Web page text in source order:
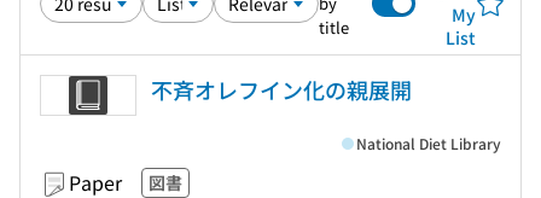
title
My
List
不斉オレフイン化の親展開
Paper 図書
National Diet Library